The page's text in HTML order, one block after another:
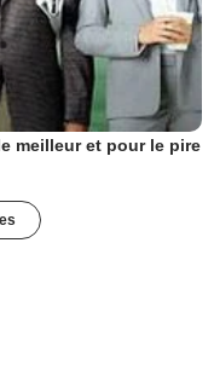
meilleur et pour le pire